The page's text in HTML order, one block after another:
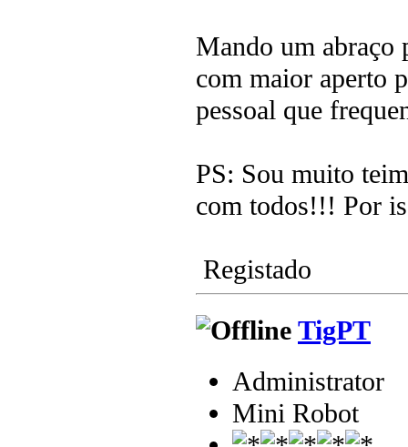
Mando um abraço
com maior aperto
pessoal que
PS: Sou muito
com todos!!! Por
Registado
TigPT
Administrator
Mini Robot